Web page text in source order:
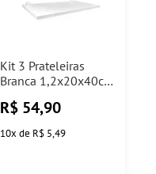
Kit 3 Prateleiras
Branca 1,2x20x40cm
R$ 54,90
10x de R$ 5,49